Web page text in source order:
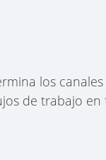
los canales
de trabajo